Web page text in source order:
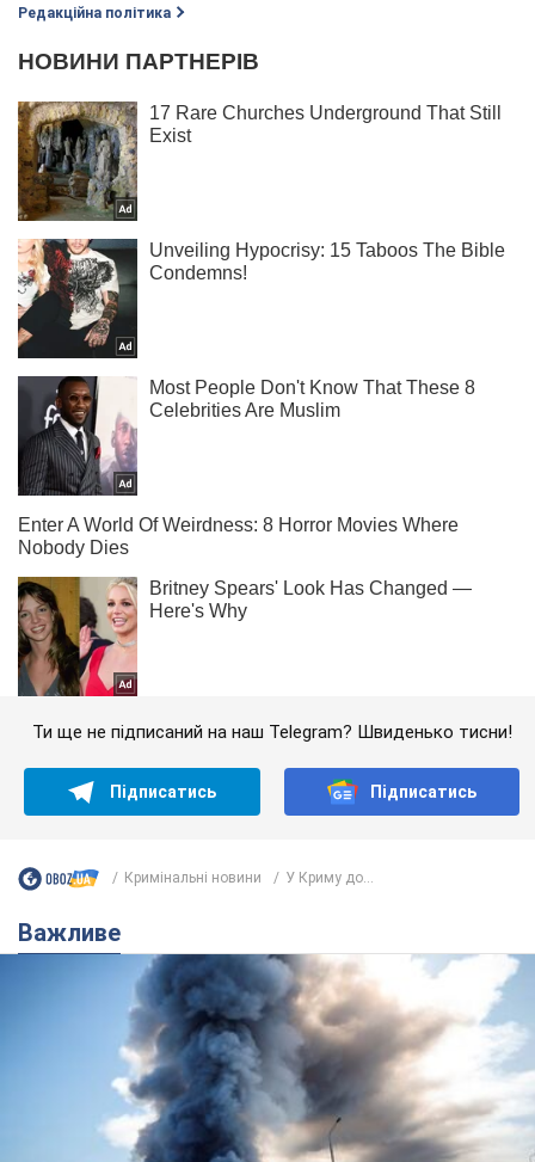
Редакційна політика
Ти ще не підписаний на наш Telegram? Швиденько тисни!
Підписатись Підписатись
Кримінальні новини У Криму до...
Важливе